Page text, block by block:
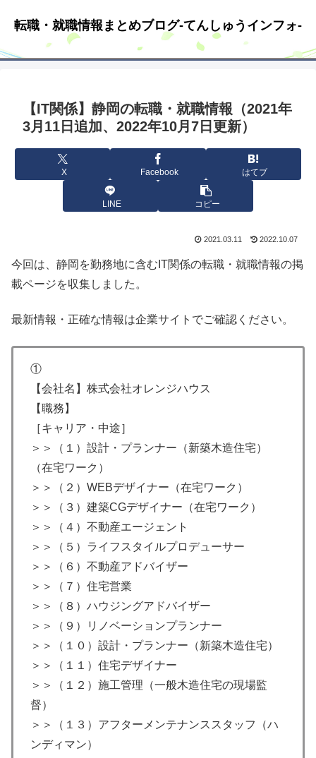
転職・就職情報まとめブログ-てんしゅうインフォ-
【IT関係】静岡の転職・就職情報（2021年
3月11日追加、2022年10月7日更新）
X Facebook はてブ
LINE コピー
2021.03.11 2022.10.07
今回は、静岡を勤務地に含むIT関係の転職・就職情報の掲
載ページを収集しました。
最新情報・正確な情報は企業サイトでご確認ください。
①
【会社名】株式会社オレンジハウス
【職務】
［キャリア・中途］
＞＞（１）設計・プランナー（新築木造住宅）
（在宅ワーク）
＞＞（２）WEBデザイナー（在宅ワーク）
＞＞（３）建築CGデザイナー（在宅ワーク）
＞＞（４）不動産エージェント
＞＞（５）ライフスタイルプロデューサー
＞＞（６）不動産アドバイザー
＞＞（７）住宅営業
＞＞（８）ハウジングアドバイザー
＞＞（９）リノベーションプランナー
＞＞（１０）設計・プランナー（新築木造住宅）
＞＞（１１）住宅デザイナー
＞＞（１２）施工管理（一般木造住宅の現場監
督）
＞＞（１３）アフターメンテナンススタッフ（ハ
ンディマン）